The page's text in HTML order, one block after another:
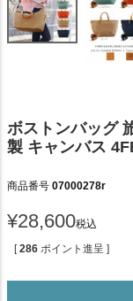
ボストンバッグ
製 キャンバス
商品番号 07000278r
¥28,600税込
[ 286 ポイント進呈 ]